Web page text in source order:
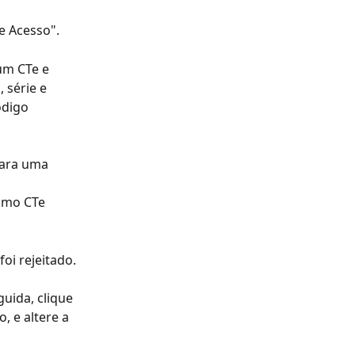
Acesso".
CTe e
série e
uma
CTe
rejeitado.
clique
e altere a